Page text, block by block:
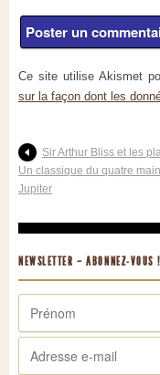
Ce site utilise Akismet
sur la façon dont les
Sir Arthur Bliss et les
Un classique du quatre
Jupiter
NEWSLETTER – ABONNEZ-VOUS !